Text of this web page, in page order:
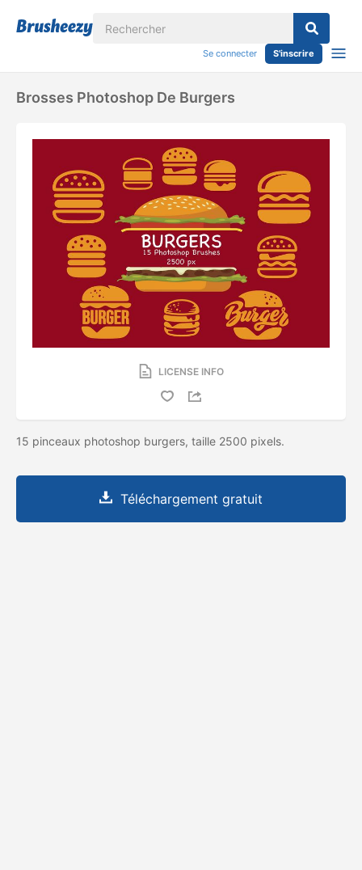
Se connecter S'inscrire
Brosses Photoshop De Burgers
LICENSE INFO
15 pinceaux photoshop burgers, taille 2500 pixels.
Téléchargement gratuit